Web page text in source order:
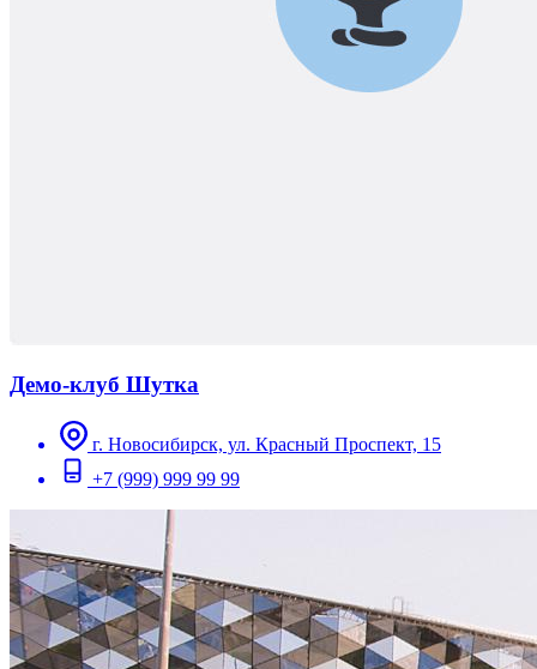
Демо-клуб Шутка
г. Новосибирск, ул. Красный Проспект, 15
+7 (999) 999 99 99